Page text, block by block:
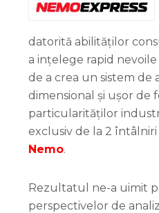
datorită abilităților
a ințelege rapid
de a crea un sistem de
dimensional și ușor de
particularităților
exclusiv de la 2
Nemo.
Rezultatul ne-a uimit
perspectivelor de